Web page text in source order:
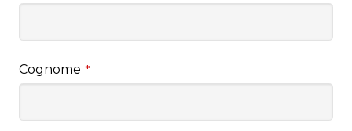
Cognome *